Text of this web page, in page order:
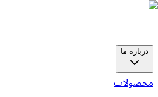
درباره ما